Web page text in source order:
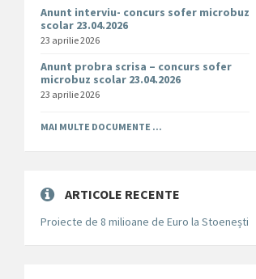
Anunt interviu- concurs sofer microbuz
scolar 23.04.2026
23 aprilie 2026
Anunt probra scrisa – concurs sofer
microbuz scolar 23.04.2026
23 aprilie 2026
MAI MULTE DOCUMENTE ...
ARTICOLE RECENTE
Proiecte de 8 milioane de Euro la Stoenești